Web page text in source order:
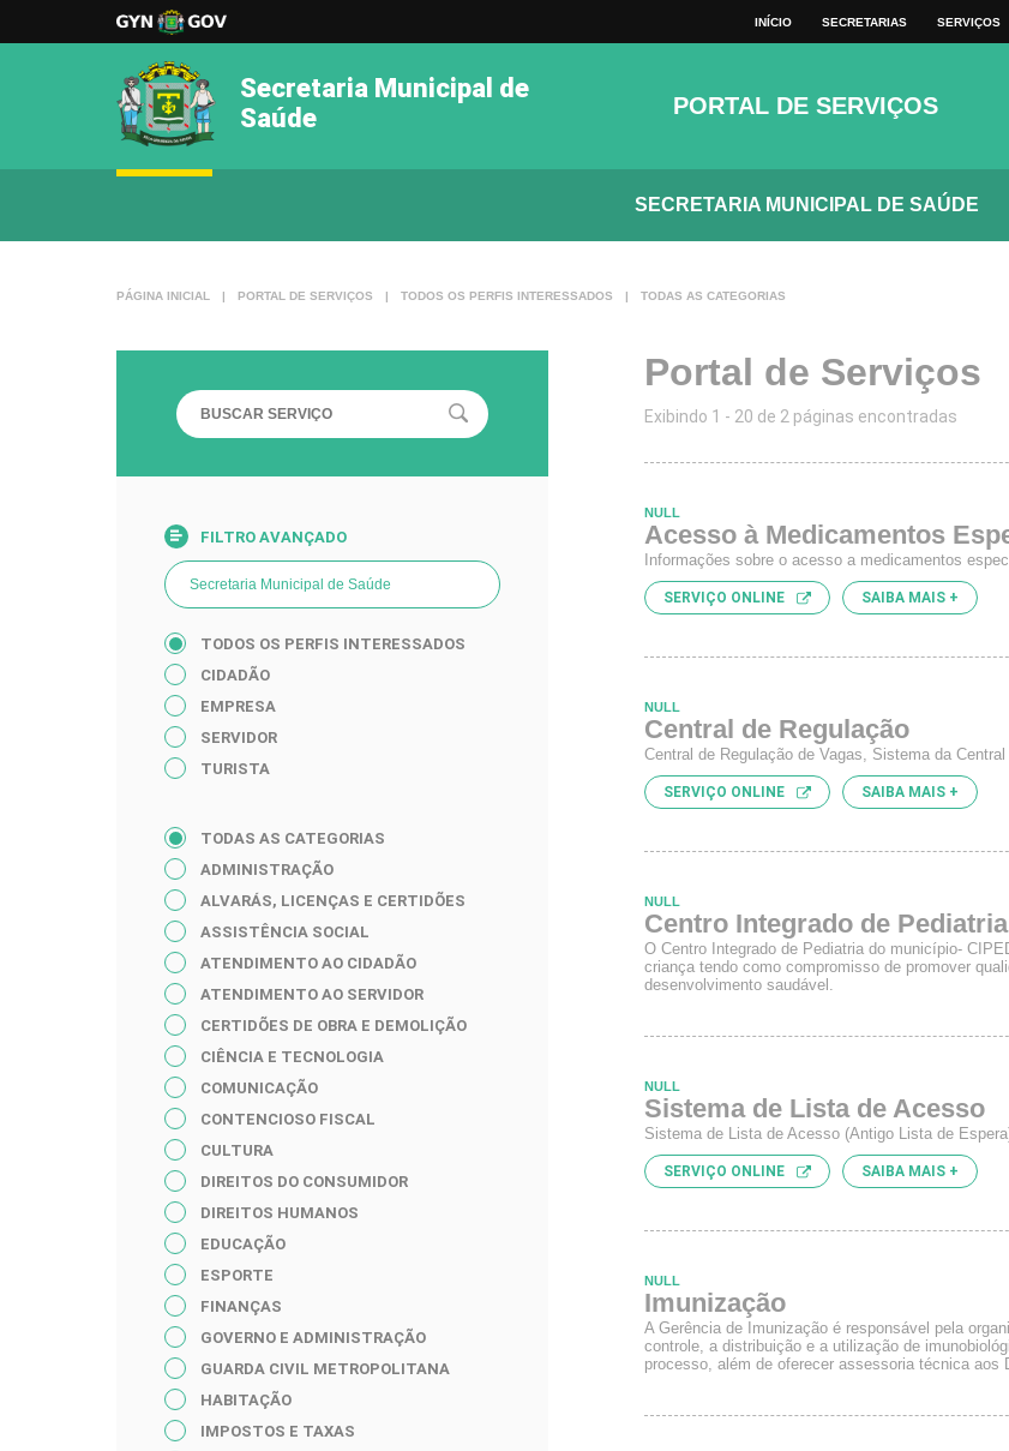
INÍCIO SECRETARIAS SERVIÇOS
Secretaria Municipal de
Saúde
PORTAL DE SERVIÇOS
SECRETARIA MUNICIPAL DE SAÚDE
PÁGINA INICIAL | PORTAL DE SERVIÇOS | TODOS OS PERFIS INTERESSADOS | TODAS AS CATEGORIAS
FILTRO AVANÇADO
Secretaria Municipal de Saúde
TODOS OS PERFIS INTERESSADOS
CIDADÃO
EMPRESA
SERVIDOR
TURISTA
TODAS AS CATEGORIAS
ADMINISTRAÇÃO
ALVARÁS, LICENÇAS E CERTIDÕES
ASSISTÊNCIA SOCIAL
ATENDIMENTO AO CIDADÃO
ATENDIMENTO AO SERVIDOR
CERTIDÕES DE OBRA E DEMOLIÇÃO
CIÊNCIA E TECNOLOGIA
COMUNICAÇÃO
CONTENCIOSO FISCAL
CULTURA
DIREITOS DO CONSUMIDOR
DIREITOS HUMANOS
EDUCAÇÃO
ESPORTE
FINANÇAS
GOVERNO E ADMINISTRAÇÃO
GUARDA CIVIL METROPOLITANA
HABITAÇÃO
IMPOSTOS E TAXAS
Portal de Serviços
Exibindo 1 - 20 de 2 páginas encontradas
NULL
Acesso à Medicamentos
Informações sobre o acesso a medicamentos
SERVIÇO ONLINE SAIBA MAIS +
NULL
Central de Regulação
Central de Regulação de Vagas, Sistema da
SERVIÇO ONLINE SAIBA MAIS +
NULL
Centro Integrado de
O Centro Integrado de Pediatria do município-
criança tendo como compromisso de promover
desenvolvimento saudável.
NULL
Sistema de Lista de Acesso
Sistema de Lista de Acesso (Antigo Lista de
SERVIÇO ONLINE SAIBA MAIS +
NULL
Imunização
A Gerência de Imunização é responsável pela
controle, a distribuição e a utilização de
processo, além de oferecer assessoria técnica